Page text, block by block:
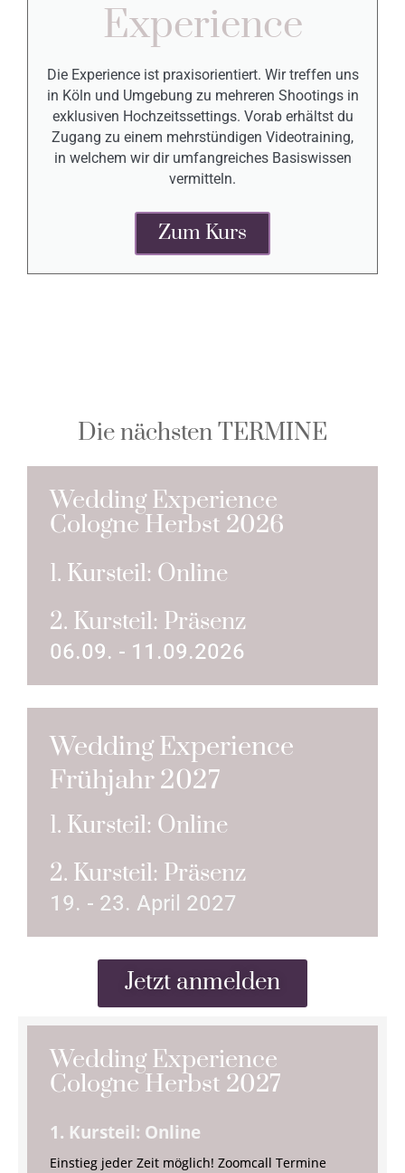
Experience
Die Experience ist praxisorientiert. Wir treffen uns
in Köln und Umgebung zu mehreren Shootings in
exklusiven Hochzeitssettings. Vorab erhältst du
Zugang zu einem mehrstündigen Videotraining,
in welchem wir dir umfangreiches Basiswissen
vermitteln.
Zum Kurs
Die nächsten TERMINE
Wedding Experience
Cologne Herbst 2026
1. Kursteil: Online
2. Kursteil: Präsenz
06.09. - 11.09.2026
Wedding Experience
Frühjahr 2027
1. Kursteil: Online
2. Kursteil: Präsenz
19. - 23. April 2027
Jetzt anmelden
Wedding Experience
Cologne Herbst 2027
1. Kursteil: Online
Einstieg jeder Zeit möglich! Zoomcall Termine